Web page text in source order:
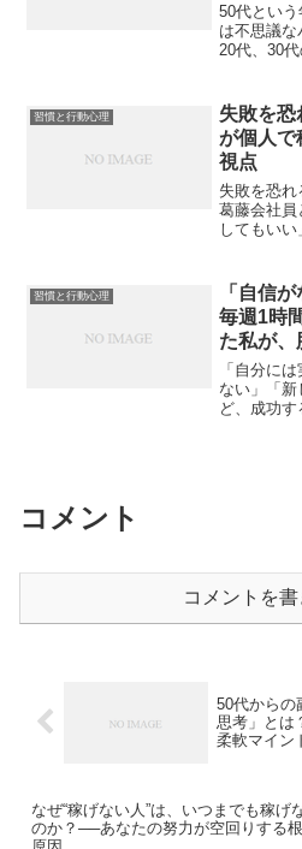
50代とい
は不思議な
20代、30
事の良し
つてないほ
習慣と行動心理
失敗を恐
が個人で
視点
失敗を恐
葛藤会社員
してもい
には任せ
ことがあ
習慣と行動心理
「自信
毎週1時
た私が、
を掴む
「自分に
ない」「
ど、成功
コメント
コメントを
50代からの
思考」とは
柔軟マイン
なぜ“稼げない人”は、いつまでも稼げ
のか？──あなたの努力が空回りする